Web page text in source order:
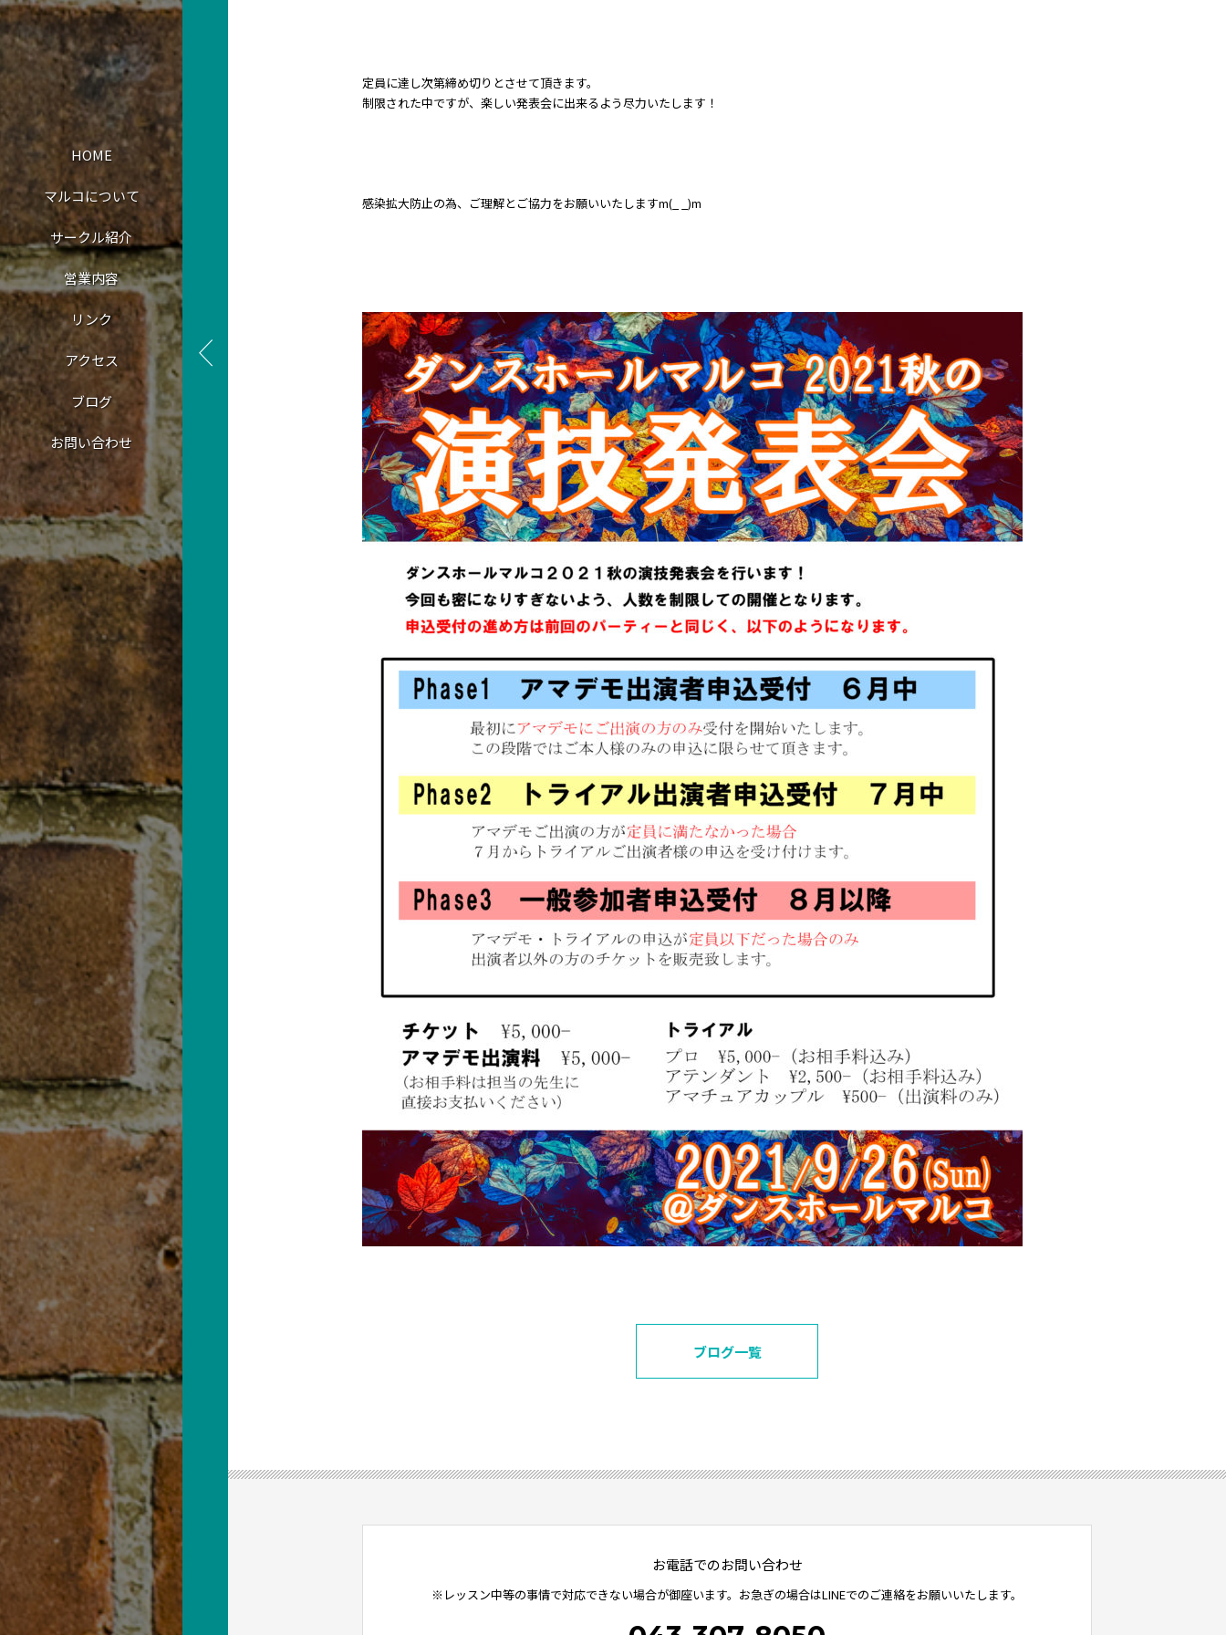
HOME
マルコについて
サークル紹介
営業内容
リンク
アクセス
ブログ
お問い合わせ
定員に達し次第締め切りとさせて頂きます。
制限された中ですが、楽しい発表会に出来るよう尽力いたします！
感染拡大防止の為、ご理解とご協力をお願いいたしますm(_ _)m
ブログ一覧
お電話でのお問い合わせ
※レッスン中等の事情で対応できない場合が御座います。お急ぎの場合はLINEでのご連絡をお願いいたします。